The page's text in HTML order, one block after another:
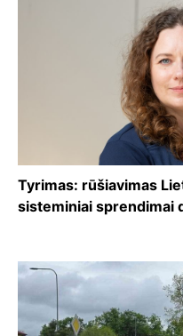
Tyrimas: rūšiavimas
sisteminiai sprendimai